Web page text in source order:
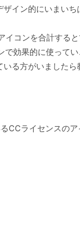
イン的にいまい
コンを合計する
効果的に使ってい
る方がいました
CCライセンスの